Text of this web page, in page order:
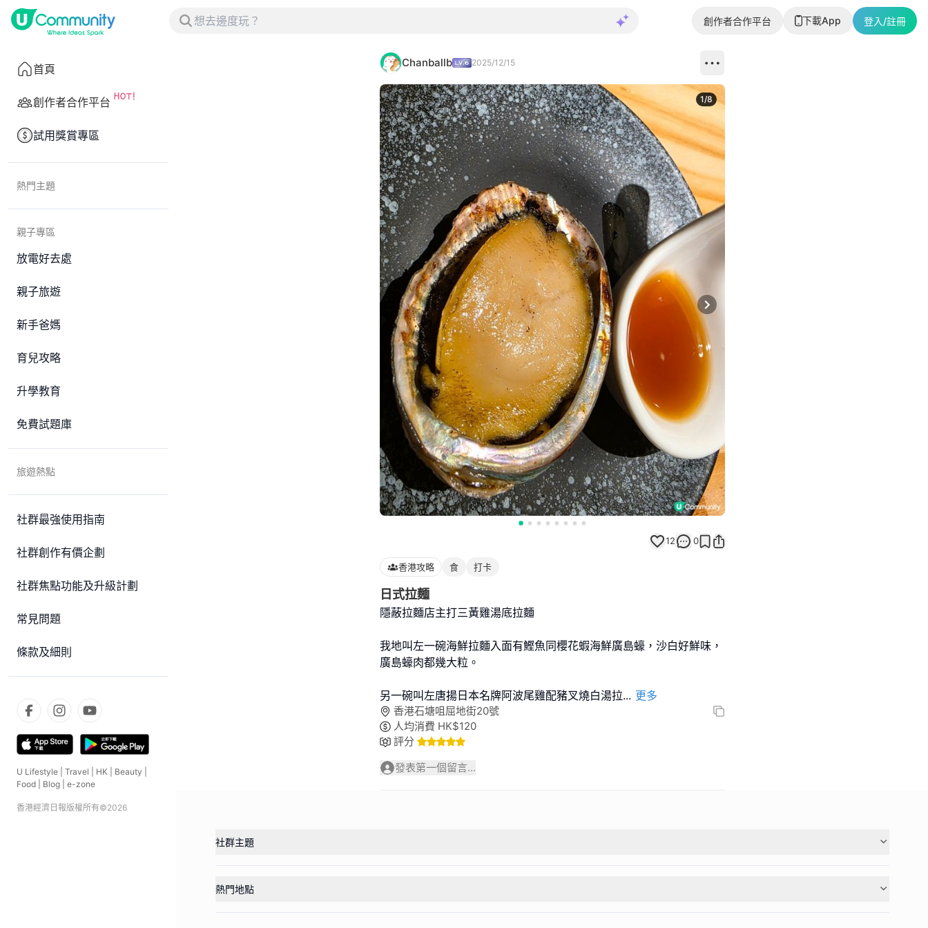
創作者合作平台 下載App 登入/註冊
首頁
創作者合作平台
試用獎賞專區
熱門主題
親子專區
放電好去處
親子旅遊
新手爸媽
育兒攻略
升學教育
免費試題庫
旅遊熱點
社群最強使用指南
社群創作有價企劃
社群焦點功能及升級計劃
常見問題
條款及細則
U Lifestyle Travel HK Beauty
Food
Blog e-zone
香港經濟日報版權所有©2026
Chanballb 2025/12/15
Next slide
1/8
12 0
香港攻略 食 打卡
日式拉麵
隱蔽拉麵店主打三黃雞湯底拉麵
我地叫左一碗海鮮拉麵入面有鰹魚同櫻花蝦海鮮廣島蠔，沙白好鮮味，
廣島蠔肉都幾大粒。
另一碗叫左唐揚日本名牌阿波尾雞配豬叉燒白湯拉... 更多
香港石塘咀屈地街20號
人均消費 HK$120
評分
發表第一個留言...
社群主題
熱門地點